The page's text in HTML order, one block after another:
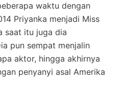
waktu dengan
Priyanka menjadi Miss
saat itu juga dia
pun sempat menjalin
aktor, hingga akhirnya
penyanyi asal Amerika